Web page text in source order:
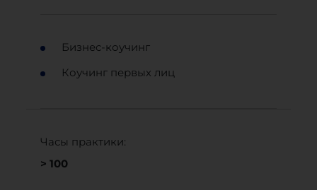
Бизнес-коучинг
Коучинг первых лиц
Часы практики:
> 100